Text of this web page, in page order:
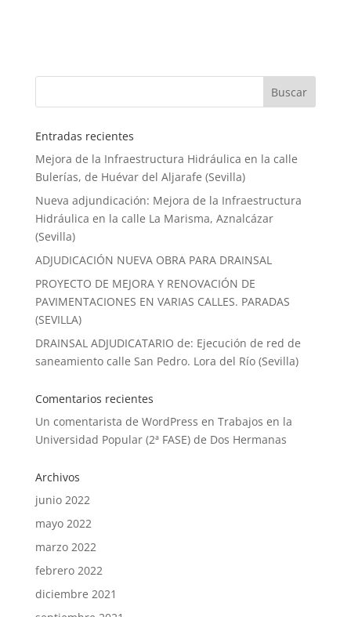
Entradas recientes
Mejora de la Infraestructura Hidráulica en la calle
Bulerías, de Huévar del Aljarafe (Sevilla)
Nueva adjundicación: Mejora de la Infraestructura
Hidráulica en la calle La Marisma, Aznalcázar
(Sevilla)
ADJUDICACIÓN NUEVA OBRA PARA DRAINSAL
PROYECTO DE MEJORA Y RENOVACIÓN DE
PAVIMENTACIONES EN VARIAS CALLES. PARADAS
(SEVILLA)
DRAINSAL ADJUDICATARIO de: Ejecución de red de
saneamiento calle San Pedro. Lora del Río (Sevilla)
Comentarios recientes
Un comentarista de WordPress en Trabajos en la
Universidad Popular (2ª FASE) de Dos Hermanas
Archivos
junio 2022
mayo 2022
marzo 2022
febrero 2022
diciembre 2021